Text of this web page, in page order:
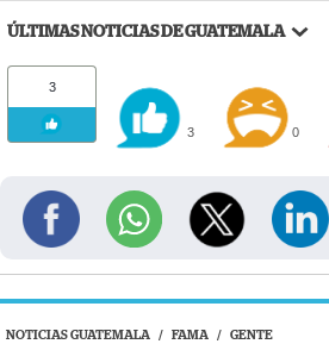
ÚLTIMAS NOTICIAS DE GUATEMALA
3
3 0
NOTICIAS GUATEMALA / FAMA / GENTE